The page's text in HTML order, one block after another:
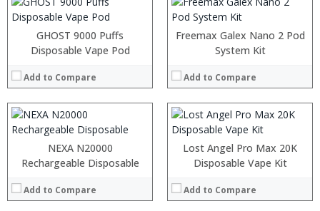
GHOST 9000 Puffs
Disposable Vape Pod
Add to Compare
Freemax Galex Nano 2 Pod
System Kit
Add to Compare
NEXA N20000
Rechargeable Disposable
Add to Compare
:
:
View Details →
Lost Angel Pro Max 20K
Disposable Vape Kit
Add to Compare
:
:
:
View Details →
:
:
:
: